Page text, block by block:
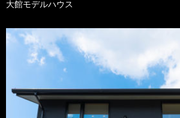
大館モデルハウス